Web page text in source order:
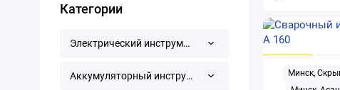
Категории
Электрический инструмент
Аккумуляторный инструмент Минск,